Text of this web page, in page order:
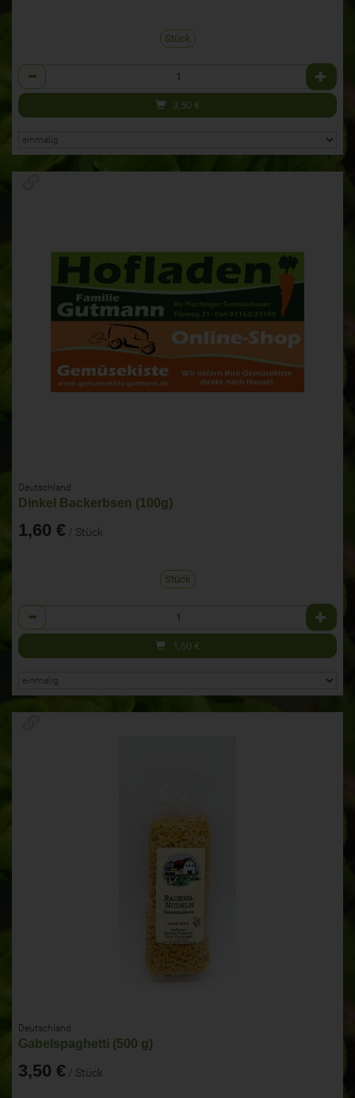
Stück
Anzahl
3,50 €
Deutschland
Dinkel Backerbsen (100g)
1,60 € / Stück
Stück
Anzahl
1,60 €
Deutschland
Gabelspaghetti (500 g)
3,50 € / Stück